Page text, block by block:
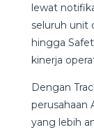
lewat
seluruh unit
hingga
kinerja
Dengan
perusahaan
yang lebih